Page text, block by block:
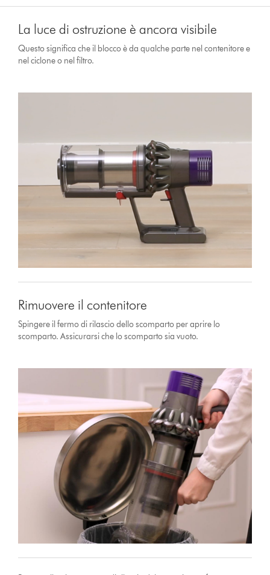
La luce di ostruzione è ancora visibile
Questo significa che il blocco è da qualche parte nel contenitore e
nel ciclone o nel filtro.
Rimuovere il contenitore
Spingere il fermo di rilascio dello scomparto per aprire lo
scomparto. Assicurarsi che lo scomparto sia vuoto.